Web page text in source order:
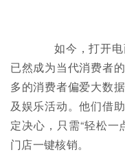
如今，打开电
已然成为当代消费者
多的消费者偏爱大数
及娱乐活动。他们借
定决心，只需“轻松一
门店一键核销。